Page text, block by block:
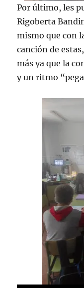
Por último, les
Rigoberta
mismo que con
canción de
más ya que la
y un ritmo